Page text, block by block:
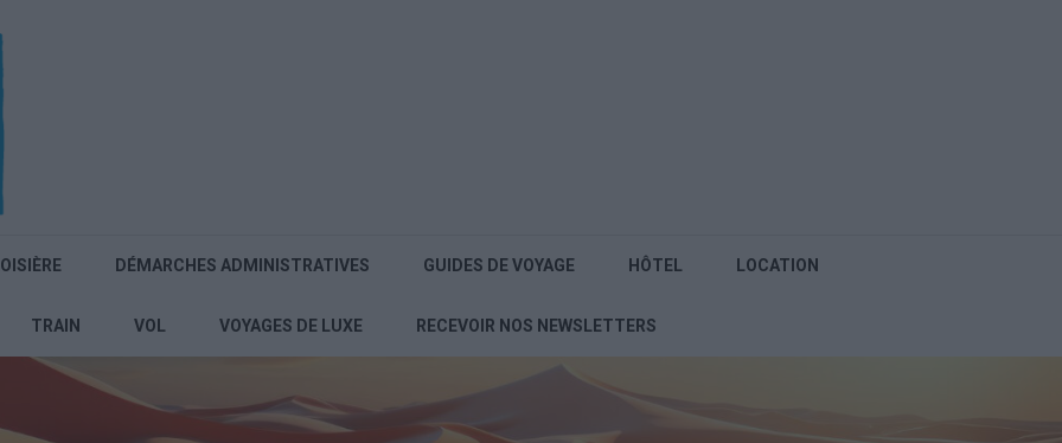
DÉMARCHES ADMINISTRATIVES GUIDES DE VOYAGE HÔTEL LOCATION
TRAIN VOL VOYAGES DE LUXE RECEVOIR NOS NEWSLETTERS